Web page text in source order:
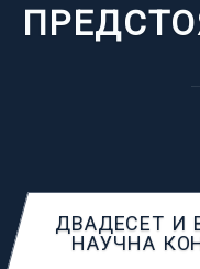
ДВАДЕСЕТ И
НАУЧНА